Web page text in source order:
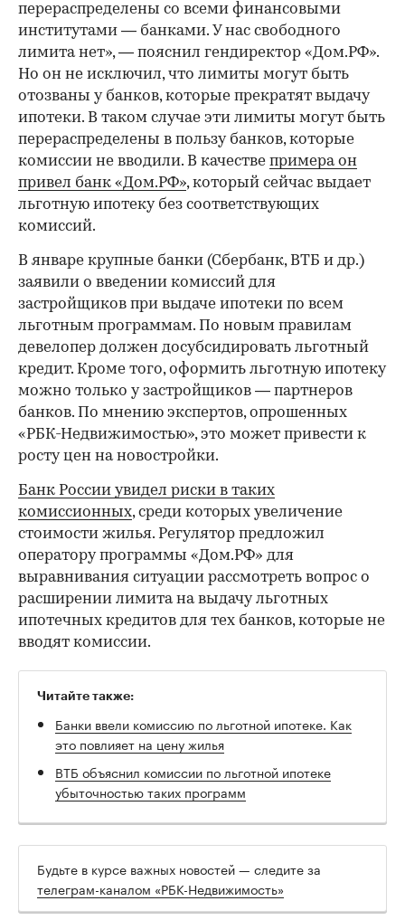
00:00 / 00:00
перераспределены со всеми финансовыми
институтами — банками. У нас свободного
лимита нет», — пояснил гендиректор «Дом.РФ».
Но он не исключил, что лимиты могут быть
отозваны у банков, которые прекратят выдачу
ипотеки. В таком случае эти лимиты могут быть
перераспределены в пользу банков, которые
комиссии не вводили. В качестве примера он
привел банк «Дом.РФ», который сейчас выдает
льготную ипотеку без соответствующих
комиссий.
В январе крупные банки (Сбербанк, ВТБ и др.)
заявили о введении комиссий для
застройщиков при выдаче ипотеки по всем
льготным программам. По новым правилам
девелопер должен досубсидировать льготный
кредит. Кроме того, оформить льготную ипотеку
можно только у застройщиков — партнеров
банков. По мнению экспертов, опрошенных
«РБК-Недвижимостью», это может привести к
росту цен на новостройки.
Банк России увидел риски в таких
комиссионных, среди которых увеличение
стоимости жилья. Регулятор предложил
оператору программы «Дом.РФ» для
выравнивания ситуации рассмотреть вопрос о
расширении лимита на выдачу льготных
ипотечных кредитов для тех банков, которые не
вводят комиссии.
Читайте также:
Банки ввели комиссию по льготной ипотеке. Как
это повлияет на цену жилья
ВТБ объяснил комиссии по льготной ипотеке
убыточностью таких программ
Будьте в курсе важных новостей — следите за
телеграм-каналом «РБК-Недвижимость»